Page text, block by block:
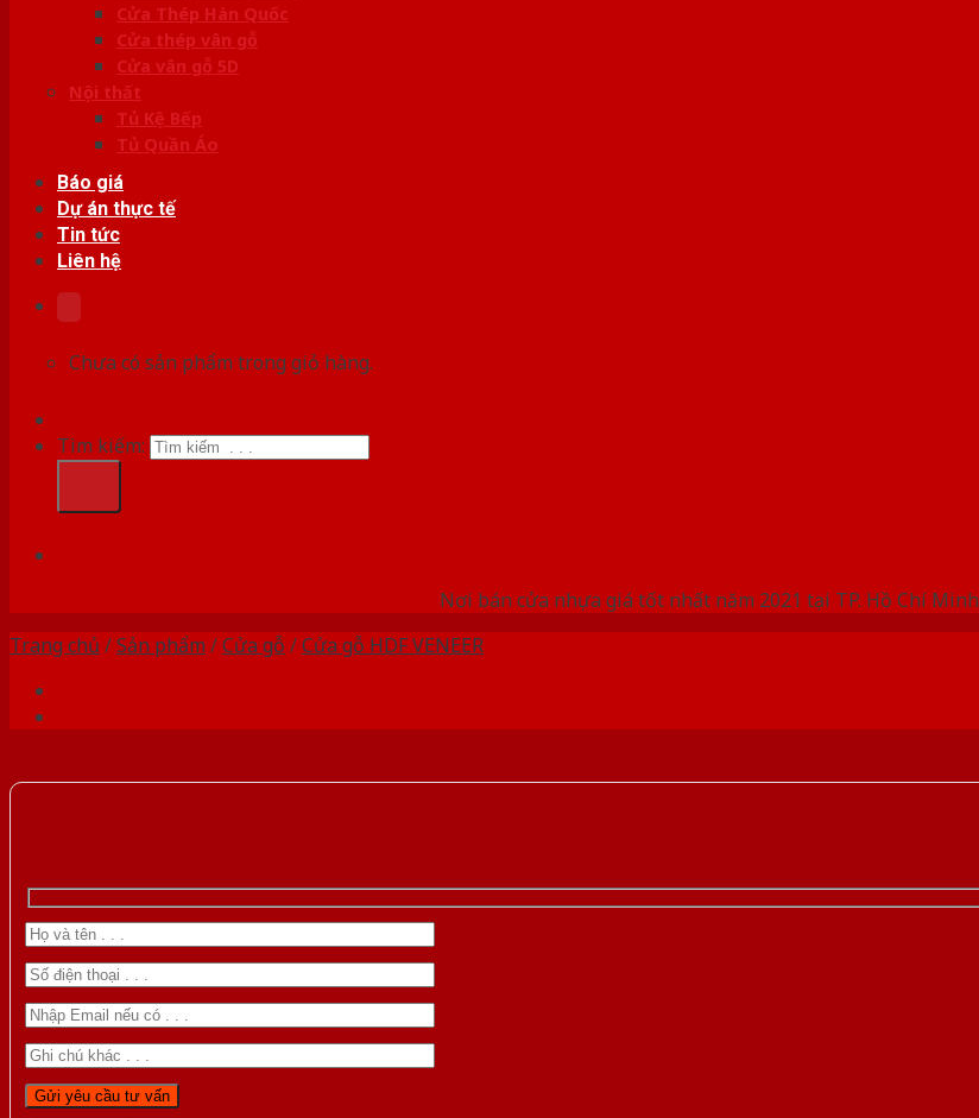
Cửa Thép Hàn Quốc
Cửa thép vân gỗ
Cửa vân gỗ 5D
Nội thất
Tủ Kệ Bếp
Tủ Quần Áo
Báo giá
Dự án thực tế
Tin tức
Liên hệ
Chưa có sản phẩm trong giỏ hàng.
Tìm kiếm:
Nơi bán cửa nhựa giá tốt nhất năm 2021 tại TP. Hồ Chí Minh
Trang chủ /Sản phẩm /Cửa gỗ /Cửa gỗ HDF VENEER